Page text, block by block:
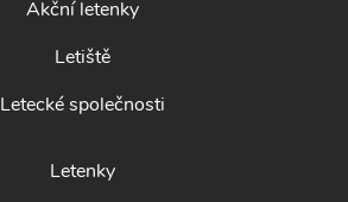
Akční letenky
Letiště
Letecké společnosti
Letenky